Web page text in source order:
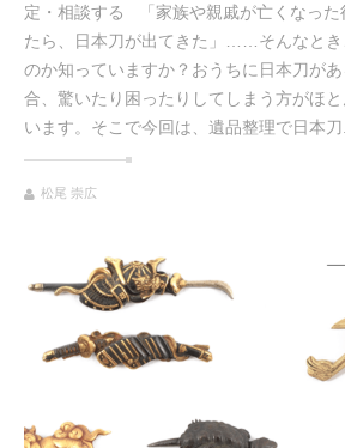
定・相談する 「家族や親戚が亡くなった
たら、日本刀が出てきた」……そんなとき
のか知っていますか？おうちに日本刀が
合、驚いたり困ったりしてしまう方がほ
います。そこで今回は、遺品整理で日本刀
松尾 崇広